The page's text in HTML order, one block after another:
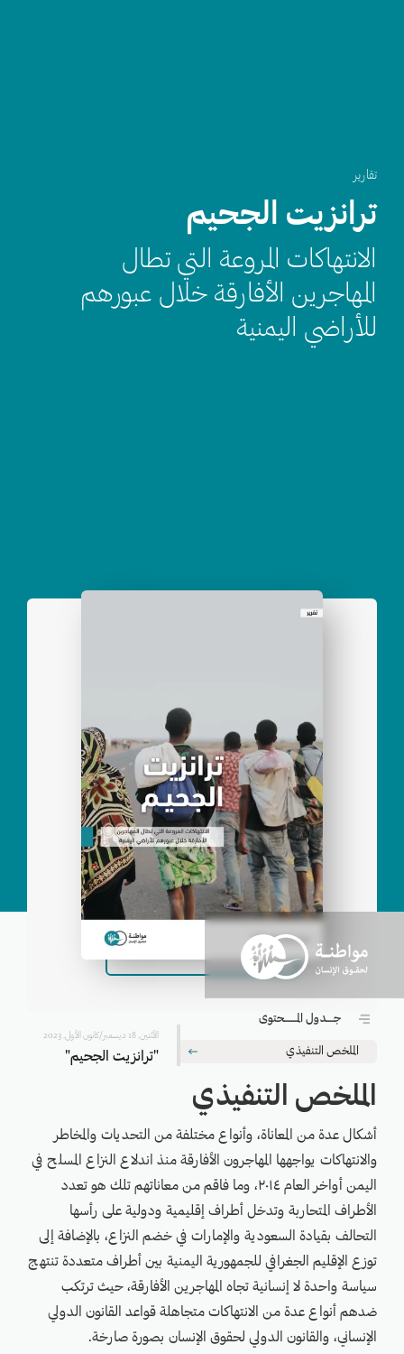
تقارير
ترانزيت الجحيم
الانتهاكات المروعة التي تطال
المهاجرين الأفارقة خلال عبورهم
للأراضي اليمنية
الناشر
تاريخ الإصدار
اﻷثنين, 18 ديسمبر/كانون الأول, 2023
عدد الصفحات164
شارك 


لــتــحـمـيل الإصــــدار PDF
جــــدول المـــــــحتوى
الملخص التنفيذي
اﻷثنين, 18 ديسمبر/كانون الأول, 2023
"ترانزيت الجحيم"
الملخص التنفيذي
أشكال عدة من المعاناة، وأنواع مختلفة من التحديات والمخاطر
والانتهاكات يواجهها المهاجرون الأفارقة منذ اندلاع النزاع المسلح في
اليمن أواخر العام ٢٠١٤، وما فاقم من معاناتهم تلك هو تعدد
الأطراف المتحاربة وتدخل أطراف إقليمية ودولية على رأسها
التحالف بقيادة السعودية والإمارات في خضم النزاع، بالإضافة إلى
توزع الإقليم الجغرافي للجمهورية اليمنية بين أطراف متعددة تنتهج
سياسة واحدة لا إنسانية تجاه المهاجرين الأفارقة، حيث ترتكب
ضدهم أنواع عدة من الانتهاكات متجاهلة قواعد القانون الدولي
الإنساني، والقانون الدولي لحقوق الإنسان بصورة صارخة.